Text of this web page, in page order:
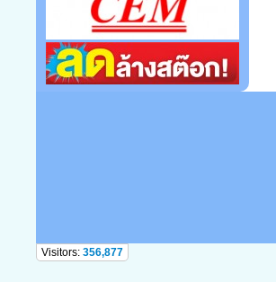
Visitors: 356,877